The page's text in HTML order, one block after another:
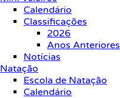
Calendário
Classificações
2026
Anos Anteriores
Notícias
Natação
Escola de Natação
Calendário